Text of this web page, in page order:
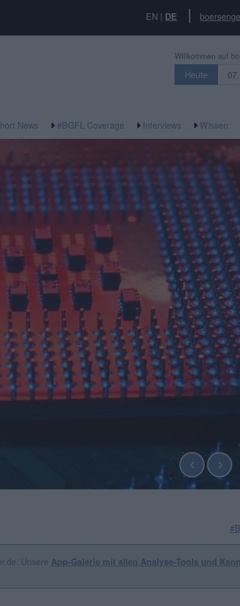
EN | DE
Willkommen auf
Heute
News #BGFL Coverage Interviews Wissen
Unsere App-Galerie mit allen Analyse-Tools und